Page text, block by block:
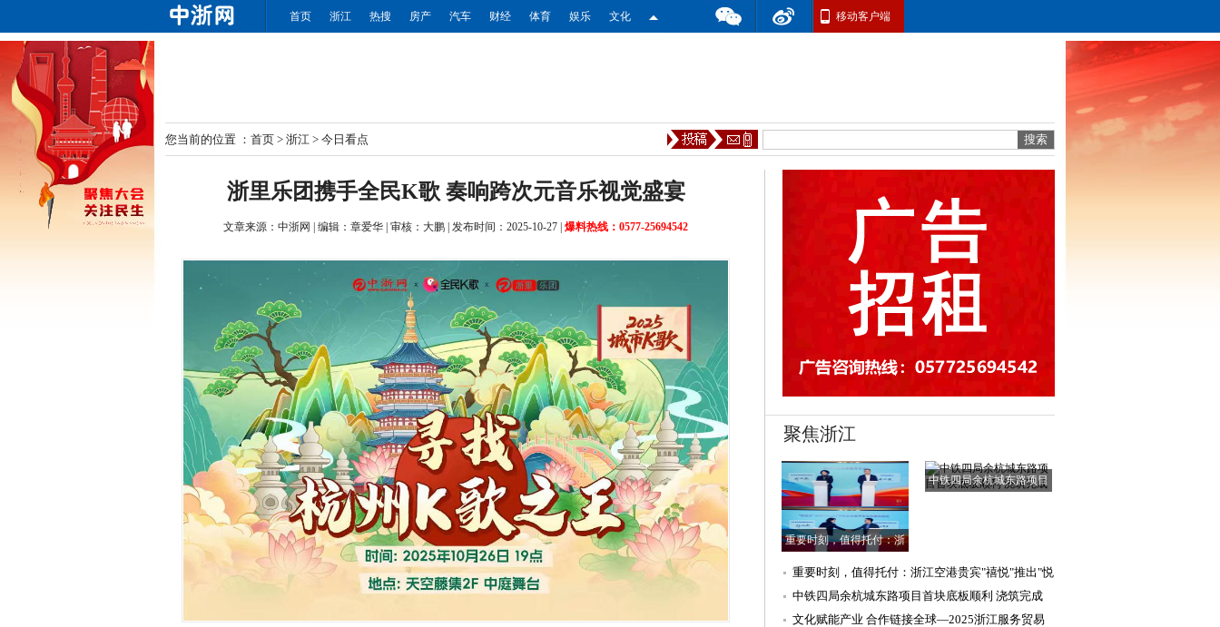
首页 浙江 热搜 房产 汽车 财经 体育 娱乐 文化 移动客户端
您当前的位置 ： 首页 > 浙江 > 今日看点
浙里乐团携手全民K歌 奏响跨次元音乐视觉盛宴
文章来源： 中浙网 编辑： 章爱华 审核：大鹏 发布时间：2025-10-27 爆料热线：0577-25694542
聚焦浙江
重要时刻，值得托付：浙
中铁四局余杭城东路项目
重要时刻，值得托付：浙江空港贵宾"禧悦"推出"悦
速达"，助旅客
中铁四局余杭城东路项目首块底板顺利 浇筑完成
文化赋能产业 合作链接全球—2025浙江服务贸易